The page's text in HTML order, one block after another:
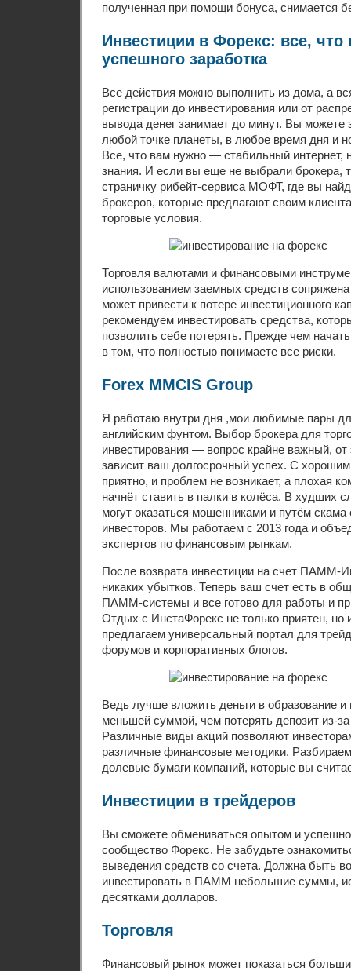
полученная при помощи бонуса, снимается
Инвестиции в Форекс: все,
успешного заработка
Все действия можно выполнить из дома, а
регистрации до инвестирования или от
вывода денег занимает до минут. Вы можете
любой точке планеты, в любое время дня и
Все, что вам нужно — стабильный интернет,
знания. И если вы еще не выбрали брокера,
страничку рибейт-сервиса МОФТ, где вы
брокеров, которые предлагают своим
торговые условия.
Торговля валютами и финансовыми
использованием заемных средств
может привести к потере инвестиционного
рекомендуем инвестировать средства,
позволить себе потерять. Прежде чем
в том, что полностью понимаете все риски.
Forex MMCIS Group
Я работаю внутри дня ,мои любимые пары
английским фунтом. Выбор брокера для
инвестирования — вопрос крайне важный, от
зависит ваш долгосрочный успех. С
приятно, и проблем не возникает, а плохая
начнёт ставить в палки в колёса. В худших
могут оказаться мошенниками и путём
инвесторов. Мы работаем с 2013 года и
экспертов по финансовым рынкам.
После возврата инвестиции на счет ПАММ-
никаких убытков. Теперь ваш счет есть в
ПАММ-системы и все готово для работы и
Отдых с ИнстаФорекс не только приятен, но
предлагаем универсальный портал для
форумов и корпоративных блогов.
Ведь лучше вложить деньги в образование и
меньшей суммой, чем потерять депозит из-за
Различные виды акций позволяют
различные финансовые методики.
долевые бумаги компаний, которые вы
Инвестиции в трейдеров
Вы сможете обмениваться опытом и успешно
сообщество Форекс. Не забудьте
выведения средств со счета. Должна быть
инвестировать в ПАММ небольшие суммы,
десятками долларов.
Торговля
Финансовый рынок может показаться